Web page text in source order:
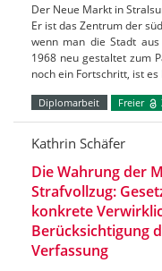
Der Neue Markt in
Er ist das Zentrum der
wenn man die Stadt
1968 neu gestaltet zum
noch ein Fortschritt, ist
Diplomarbeit Freier
Kathrin Schäfer
Die Wahrung der
Strafvollzug:
konkrete
Berücksichtigung
Verfassung